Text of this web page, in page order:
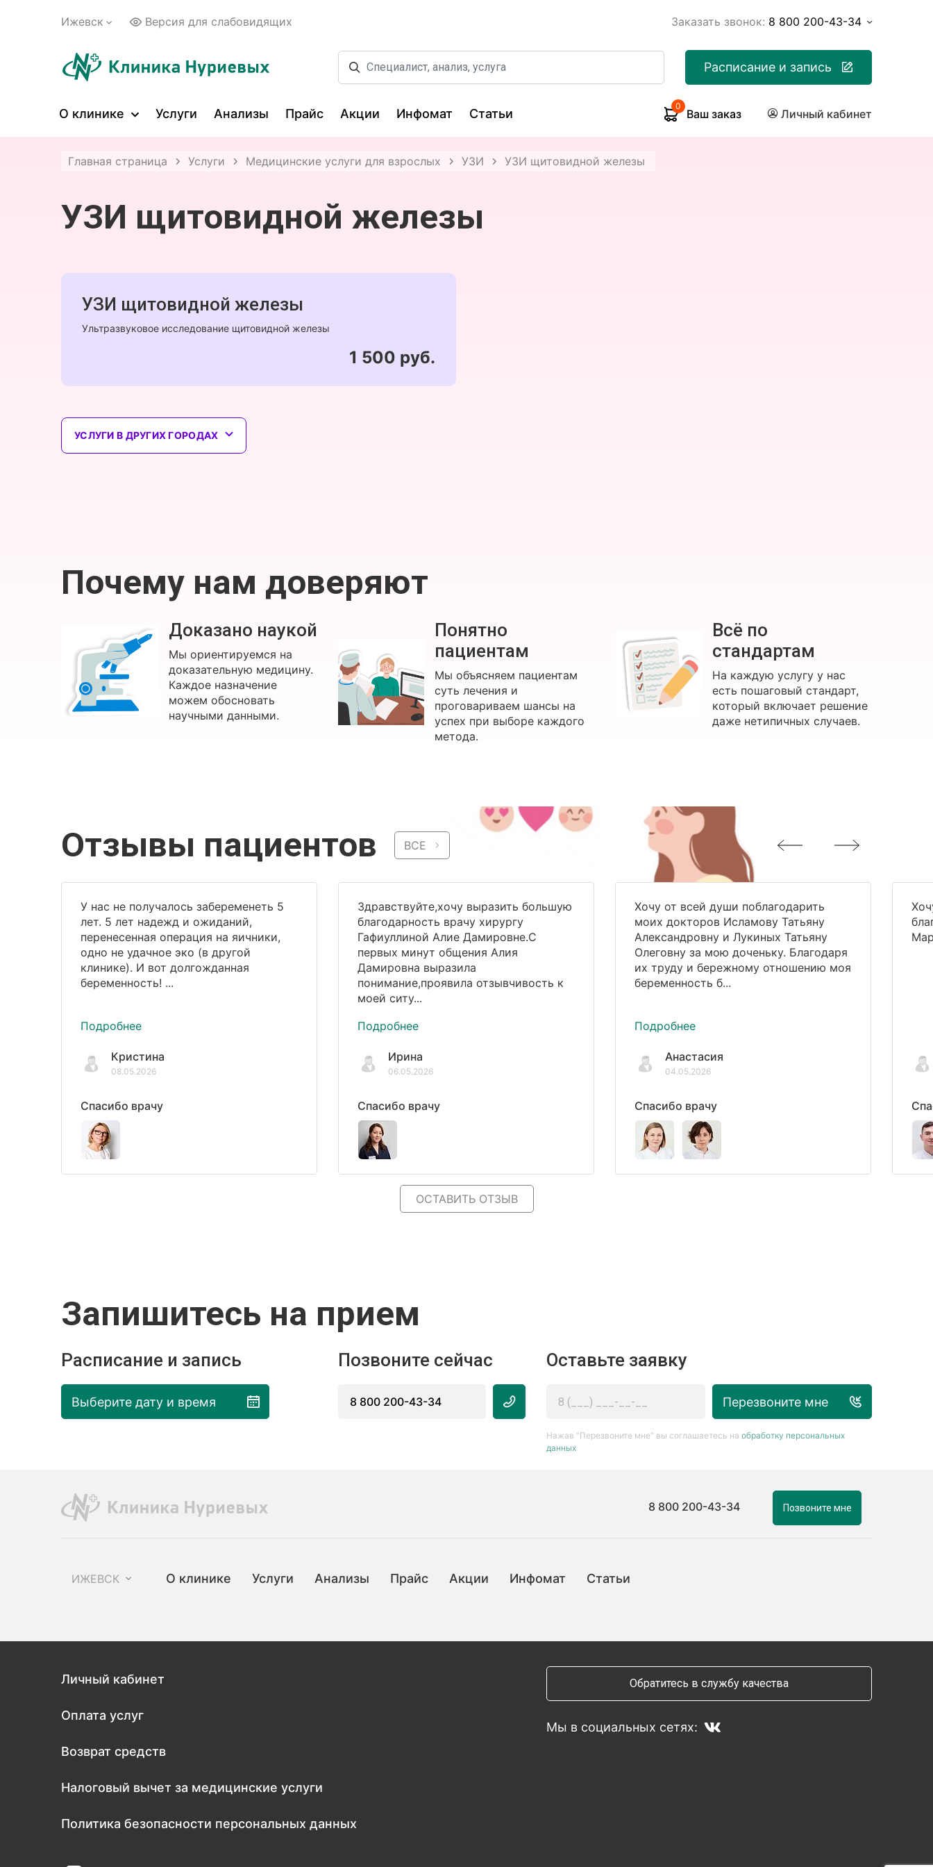
Ижевск Версия для слабовидящих Заказать звонок: 8 800 200-43-34
Расписание и запись
О клинике Услуги Анализы Прайс Акции Инфомат Статьи
0
Ваш заказ Личный кабинет
Главная страница Услуги Медицинские услуги для взрослых УЗИ УЗИ щитовидной железы
УЗИ щитовидной железы
УЗИ щитовидной железы
Ультразвуковое исследование щитовидной железы
1 500 руб.
УСЛУГИ В ДРУГИХ ГОРОДАХ
Почему нам доверяют
Доказано наукой
Мы ориентируемся на
доказательную медицину.
Каждое назначение
можем обосновать
научными данными.
Понятно
пациентам
Мы объясняем пациентам
суть лечения и
проговариваем шансы на
успех при выборе каждого
метода.
Всё по
стандартам
На каждую услугу у нас
есть пошаговый стандарт,
который включает решение
даже нетипичных случаев.
Отзывы пациентов ВСЕ
У нас не получалось забеременеть 5
лет. 5 лет надежд и ожиданий,
перенесенная операция на яичники,
одно не удачное эко (в другой
клинике). И вот долгожданная
беременность! ...
Подробнее
Кристина
08.05.2026
Спасибо врачу
Здравствуйте,хочу выразить большую
благодарность врачу хирургу
Гафиуллиной Алие Дамировне.С
первых минут общения Алия
Дамировна выразила
понимание,проявила отзывчивость к
моей ситу...
Подробнее
Ирина
06.05.2026
Спасибо врачу
Хочу от всей души поблагодарить
моих докторов Исламову Татьяну
Александровну и Лукиных Татьяну
Олеговну за мою доченьку. Благодаря
их труду и бережному отношению моя
беременность б...
Подробнее
Анастасия
04.05.2026
Спасибо врачу
ОСТАВИТЬ ОТЗЫВ
Запишитесь на прием
Расписание и запись
Выберите дату и время
Позвоните сейчас
8 800 200-43-34
Оставьте заявку
Перезвоните мне
Нажав “Перезвоните мне” вы соглашаетесь на обработку персональных
данных
8 800 200-43-34 Позвоните мне
ИЖЕВСК О клинике Услуги Анализы Прайс Акции Инфомат Статьи
Личный кабинет
Оплата услуг
Возврат средств
Налоговый вычет за медицинские услуги
Политика безопасности персональных данных
Обратитесь в службу качества
Мы в социальных сетях: